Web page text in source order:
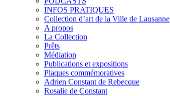
INFOS PRATIQUES
Collection d’art de la Ville de Lausanne
A propos
La Collection
Prêts
Médiation
Publications et expositions
Plaques commémoratives
Adrien Constant de Rebecque
Rosalie de Constant